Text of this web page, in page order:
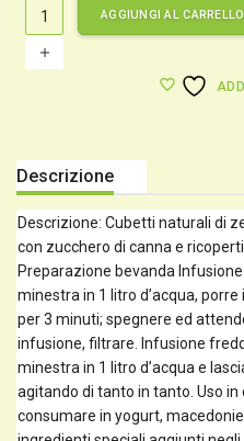
AGGIUNGI AL CARRELLO
Descrizione
Descrizione: Cubetti naturali di
con zucchero di canna e
Preparazione bevanda
minestra in 1 litro d’acqua,
per 3 minuti; spegnere ed
infusione, filtrare. Infusione
minestra in 1 litro d’acqua e
agitando di tanto in tanto. Uso in
consumare in yogurt,